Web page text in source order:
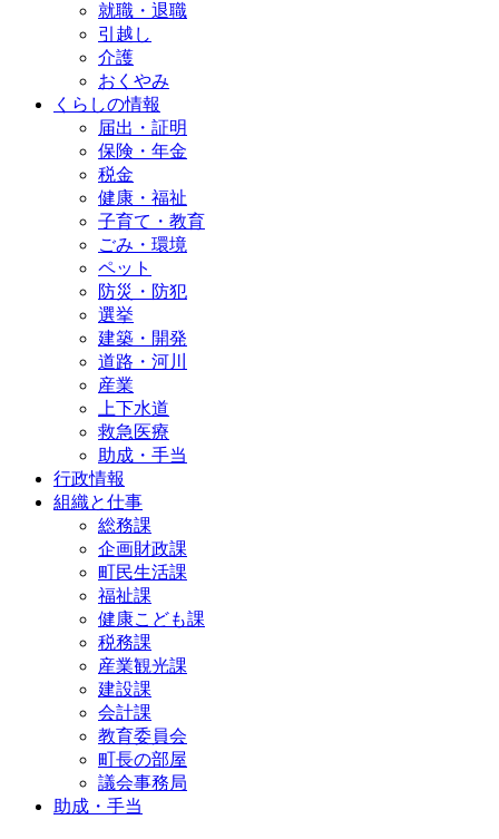
就職・退職
引越し
介護
おくやみ
くらしの情報
届出・証明
保険・年金
税金
健康・福祉
子育て・教育
ごみ・環境
ペット
防災・防犯
選挙
建築・開発
道路・河川
産業
上下水道
救急医療
助成・手当
行政情報
組織と仕事
総務課
企画財政課
町民生活課
福祉課
健康こども課
税務課
産業観光課
建設課
会計課
教育委員会
町長の部屋
議会事務局
助成・手当